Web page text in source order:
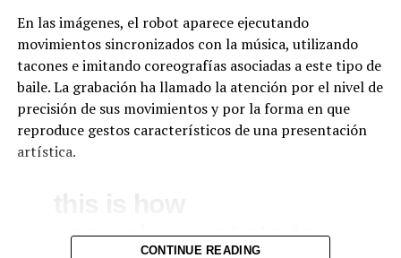
En las imágenes, el robot aparece ejecutando
movimientos sincronizados con la música, utilizando
tacones e imitando coreografías asociadas a este tipo de
baile. La grabación ha llamado la atención por el nivel de
precisión de sus movimientos y por la forma en que
reproduce gestos característicos de una presentación
artística.
unemployment starts
CONTINUE READING